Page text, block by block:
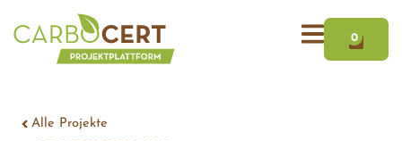
Inhalt
0
Alle Projekte